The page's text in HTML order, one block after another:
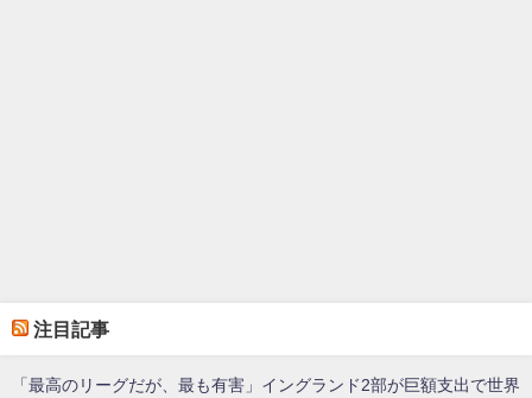
注目記事
「最高のリーグだが、最も有害」イングランド2部が巨額支出で世界